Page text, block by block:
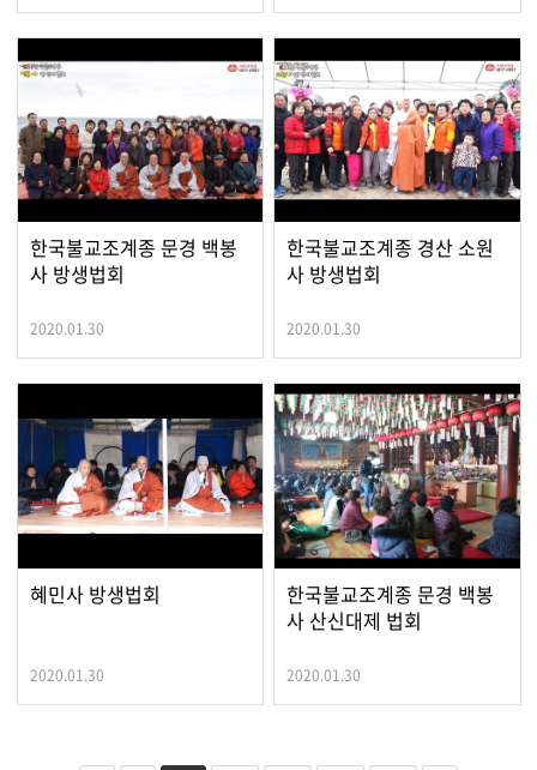
한국불교조계종 문경 백봉
사 방생법회
2020.01.30
한국불교조계종 경산 소원
사 방생법회
2020.01.30
혜민사 방생법회
2020.01.30
한국불교조계종 문경 백봉
사 산신대제 법회
2020.01.30